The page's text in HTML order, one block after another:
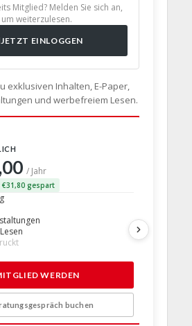
Mitglied? Melden Sie sich an,
um weiterzulesen.
JETZT EINLOGGEN
exklusiven Inhalten, E-Paper,
und werbefreiem Lesen.
/ Jahr
€31,80 gespart
WERDEN
buchen